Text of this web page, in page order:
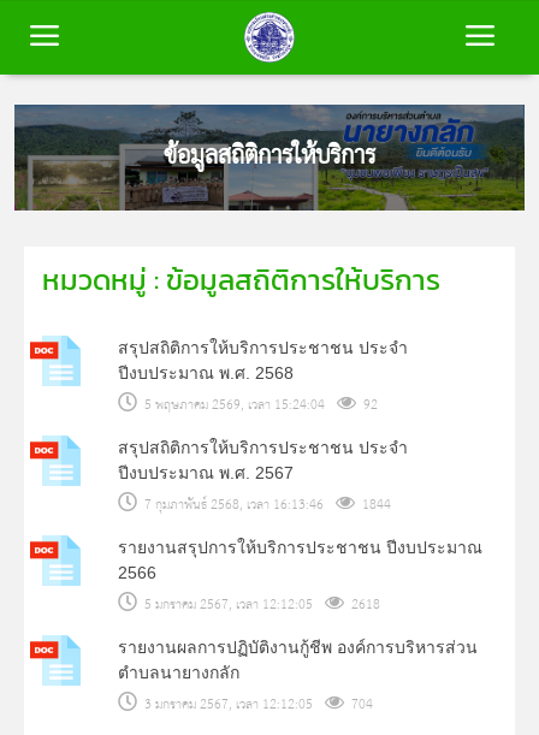
หน้าหลัก
บุคลากร
ข่าวสาร
การประเมินคุณธรรมและความโปร่งใส
(ITA)
ข้อมูลสถิติการให้บริการ
หมวดหมู่ : ข้อมูลสถิติการให้บริการ
สรุปสถิติการให้บริการประชาชน ประจำ
ปีงบประมาณ พ.ศ. 2568
5 พฤษภาคม 2569, เวลา 15:24:04 92
สรุปสถิติการให้บริการประชาชน ประจำ
ปีงบประมาณ พ.ศ. 2567
7 กุมภาพันธ์ 2568, เวลา 16:13:46 1844
รายงานสรุปการให้บริการประชาชน ปีงบประมาณ
2566
5 มกราคม 2567, เวลา 12:12:05 2618
รายงานผลการปฏิบัติงานกู้ชีพ องค์การบริหารส่วน
ตำบลนายางกลัก
3 มกราคม 2567, เวลา 12:12:05 704